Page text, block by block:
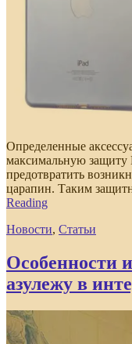
Определенные
максимальную защиту
предотвратить
царапин. Таким
Reading
Новости, Статьи
Особенности
азулежу в